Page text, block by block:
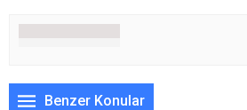
Benzer Konular